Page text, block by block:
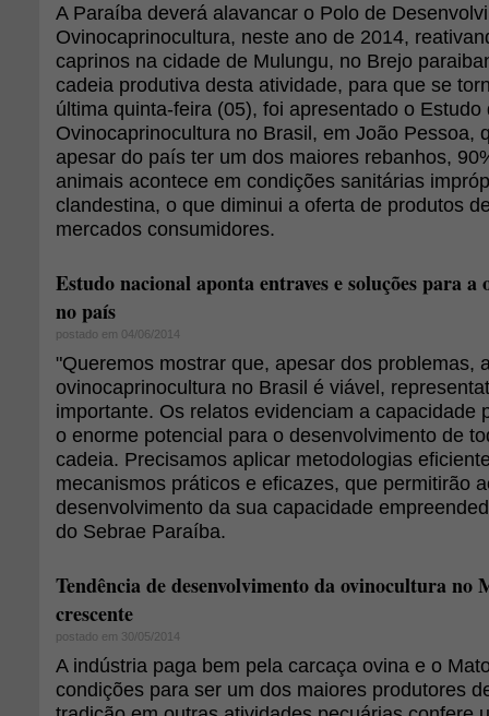
A Paraíba deverá alavancar o Polo de
Ovinocaprinocultura, neste ano de 2014,
caprinos na cidade de Mulungu, no Brejo
cadeia produtiva desta atividade, para que se
última quinta-feira (05), foi apresentado o Estudo
Ovinocaprinocultura no Brasil, em João Pessoa,
apesar do país ter um dos maiores rebanhos,
animais acontece em condições sanitárias
clandestina, o que diminui a oferta de produtos
mercados consumidores.
Estudo nacional aponta entraves e soluções para
no país
postado em 04/06/2014
"Queremos mostrar que, apesar dos problemas,
ovinocaprinocultura no Brasil é viável,
importante. Os relatos evidenciam a capacidade
o enorme potencial para o desenvolvimento de
cadeia. Precisamos aplicar metodologias
mecanismos práticos e eficazes, que permitirão
desenvolvimento da sua capacidade
do Sebrae Paraíba.
Tendência de desenvolvimento da ovinocultura no
crescente
postado em 30/05/2014
A indústria paga bem pela carcaça ovina e o
condições para ser um dos maiores produtores